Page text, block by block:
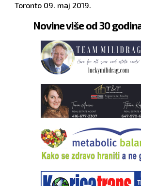
Toronto 09. maj 2019.
Novine više od 30